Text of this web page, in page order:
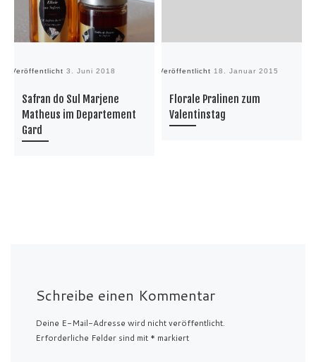
Veröffentlicht 3. Juni 2018
Safran do Sul Marjene
Matheus im Departement
Gard
Veröffentlicht 18. Januar 2015
Florale Pralinen zum
Valentinstag
Schreibe einen Kommentar
Deine E-Mail-Adresse wird nicht veröffentlicht.
Erforderliche Felder sind mit * markiert